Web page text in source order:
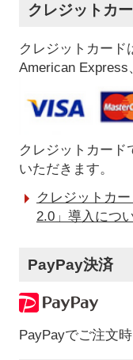
クレジットカ
クレジットカード
American Express
クレジットカード
いただきます。
クレジットカ
2.0」導入につ
PayPay決済
PayPayでご注文